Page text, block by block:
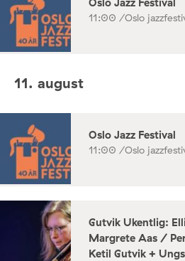
11:00 /Oslo
11. august
Oslo Jazz Festival
11:00 /Oslo
Gutvik Ukentlig:
Margrete Aas /
Ketil Gutvik +